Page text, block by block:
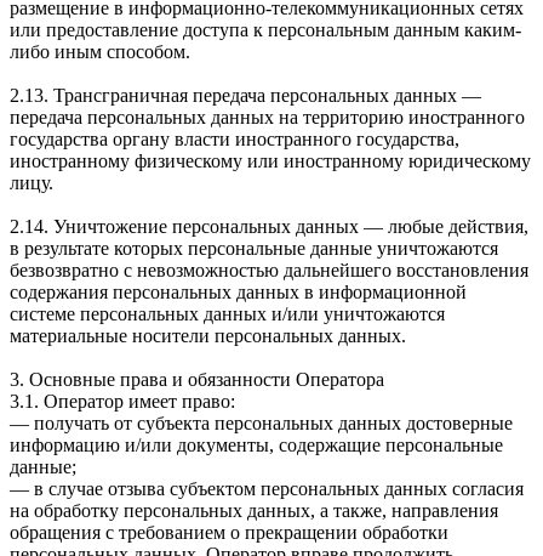
размещение в информационно-телекоммуникационных сетях
или предоставление доступа к персональным данным каким-
либо иным способом.
2.13. Трансграничная передача персональных данных —
передача персональных данных на территорию иностранного
государства органу власти иностранного государства,
иностранному физическому или иностранному юридическому
лицу.
2.14. Уничтожение персональных данных — любые действия,
в результате которых персональные данные уничтожаются
безвозвратно с невозможностью дальнейшего восстановления
содержания персональных данных в информационной
системе персональных данных и/или уничтожаются
материальные носители персональных данных.
3. Основные права и обязанности Оператора
3.1. Оператор имеет право:
— получать от субъекта персональных данных достоверные
информацию и/или документы, содержащие персональные
данные;
— в случае отзыва субъектом персональных данных согласия
на обработку персональных данных, а также, направления
обращения с требованием о прекращении обработки